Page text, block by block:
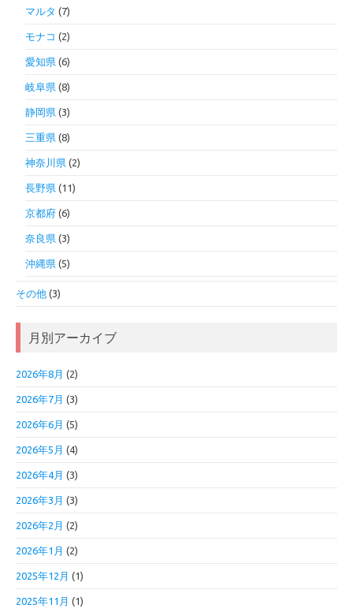
マルタ (7)
モナコ (2)
愛知県 (6)
岐阜県 (8)
静岡県 (3)
三重県 (8)
神奈川県 (2)
長野県 (11)
京都府 (6)
奈良県 (3)
沖縄県 (5)
その他 (3)
月別アーカイブ
2026年8月 (2)
2026年7月 (3)
2026年6月 (5)
2026年5月 (4)
2026年4月 (3)
2026年3月 (3)
2026年2月 (2)
2026年1月 (2)
2025年12月 (1)
2025年11月 (1)